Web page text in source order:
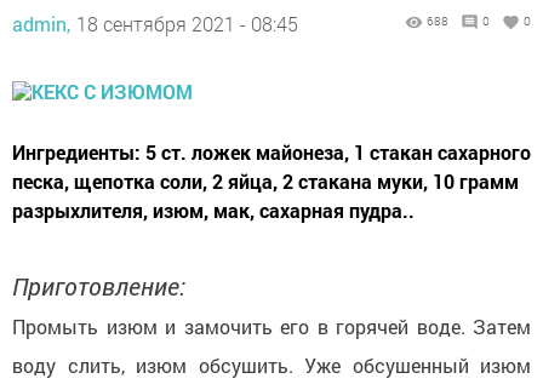
admin, 18 сентября 2021 - 08:45 688 0 0
Ингредиенты: 5 ст. ложек майонеза, 1 стакан сахарного
песка, щепотка соли, 2 яйца, 2 стакана муки, 10 грамм
разрыхлителя, изюм, мак, сахарная пудра..
Приготовление:
Промыть изюм и замочить его в горячей воде. Затем
воду слить, изюм обсушить. Уже обсушенный изюм